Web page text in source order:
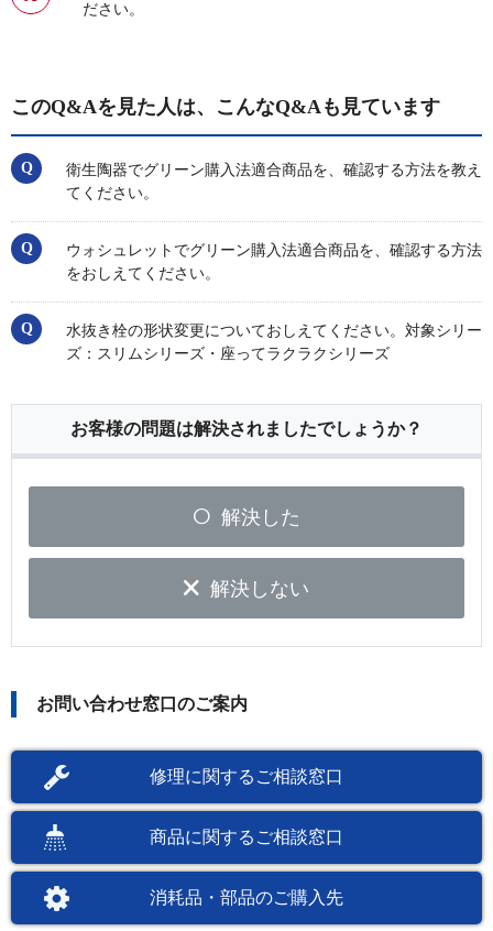
ださい。
このQ&Aを見た人は、こんなQ&Aも見ています
衛生陶器でグリーン購入法適合商品を、確認する方法を教え
てください。
ウォシュレットでグリーン購入法適合商品を、確認する方法
をおしえてください。
水抜き栓の形状変更についておしえてください。対象シリー
ズ：スリムシリーズ・座ってラクラクシリーズ
お客様の問題は解決されましたでしょうか？
解決した
解決しない
お問い合わせ窓口のご案内
修理に関するご相談窓口
商品に関するご相談窓口
消耗品・部品のご購入先